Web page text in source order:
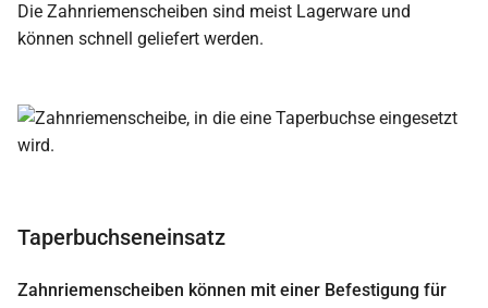
Die Zahnriemenscheiben sind meist Lagerware und
können schnell geliefert werden.
Taperbuchseneinsatz
Zahnriemenscheiben können mit einer Befestigung für